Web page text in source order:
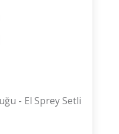
- El Sprey Setli